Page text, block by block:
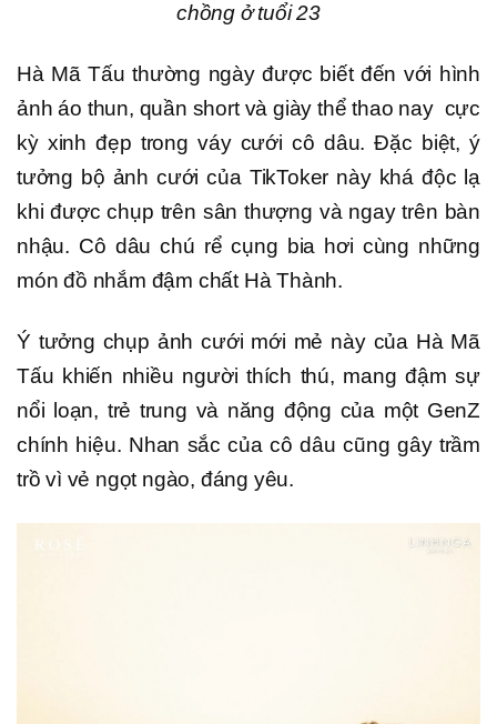
chồng ở tuổi 23
Hà Mã Tấu thường ngày được biết đến với hình
ảnh áo thun, quần short và giày thể thao nay cực
kỳ xinh đẹp trong váy cưới cô dâu. Đặc biệt, ý
tưởng bộ ảnh cưới của TikToker này khá độc lạ
khi được chụp trên sân thượng và ngay trên bàn
nhậu. Cô dâu chú rể cụng bia hơi cùng những
món đồ nhắm đậm chất Hà Thành.
Ý tưởng chụp ảnh cưới mới mẻ này của Hà Mã
Tấu khiến nhiều người thích thú, mang đậm sự
nổi loạn, trẻ trung và năng động của một GenZ
chính hiệu. Nhan sắc của cô dâu cũng gây trầm
trồ vì vẻ ngọt ngào, đáng yêu.